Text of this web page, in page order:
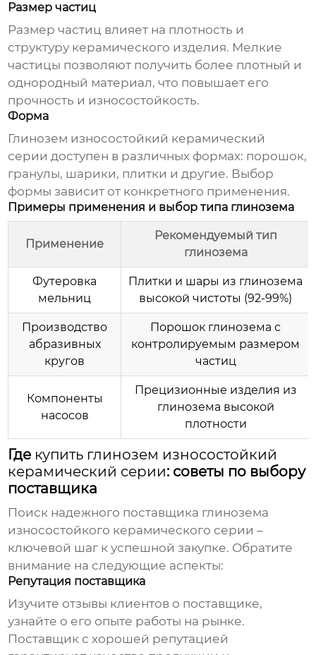
Размер частиц
Размер частиц влияет на плотность и
структуру керамического изделия. Мелкие
частицы позволяют получить более плотный и
однородный материал, что повышает его
прочность и износостойкость.
Форма
Глинозем износостойкий керамический
серии доступен в различных формах: порошок,
гранулы, шарики, плитки и другие. Выбор
формы зависит от конкретного применения.
Примеры применения и выбор типа глинозема
Применение
Рекомендуемый тип
глинозема
Футеровка
мельниц
Плитки и шары из глинозема
высокой чистоты (92-99%)
Производство
абразивных
кругов
Порошок глинозема с
контролируемым размером
частиц
Компоненты
насосов
Прецизионные изделия из
глинозема высокой
плотности
Где купить глинозем износостойкий
керамический серии: советы по выбору
поставщика
Поиск надежного поставщика глинозема
износостойкого керамического серии –
ключевой шаг к успешной закупке. Обратите
внимание на следующие аспекты:
Репутация поставщика
Изучите отзывы клиентов о поставщике,
узнайте о его опыте работы на рынке.
Поставщик с хорошей репутацией